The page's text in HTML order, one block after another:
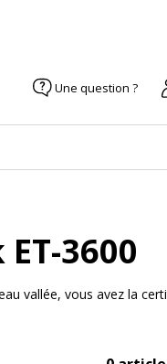
Une question ?
3600
vallée, vous avez la